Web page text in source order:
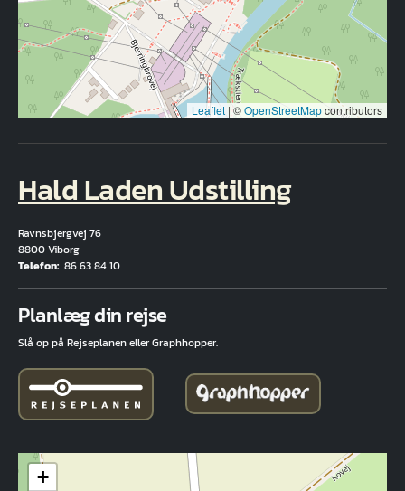
Leaflet | ©OpenStreetMapcontributors
Hald Laden Udstilling
Ravnsbjergvej 76
8800 Viborg
Telefon 86 63 84 10
Planlæg din rejse
Slå op på Rejseplanen eller Graphhopper.
+